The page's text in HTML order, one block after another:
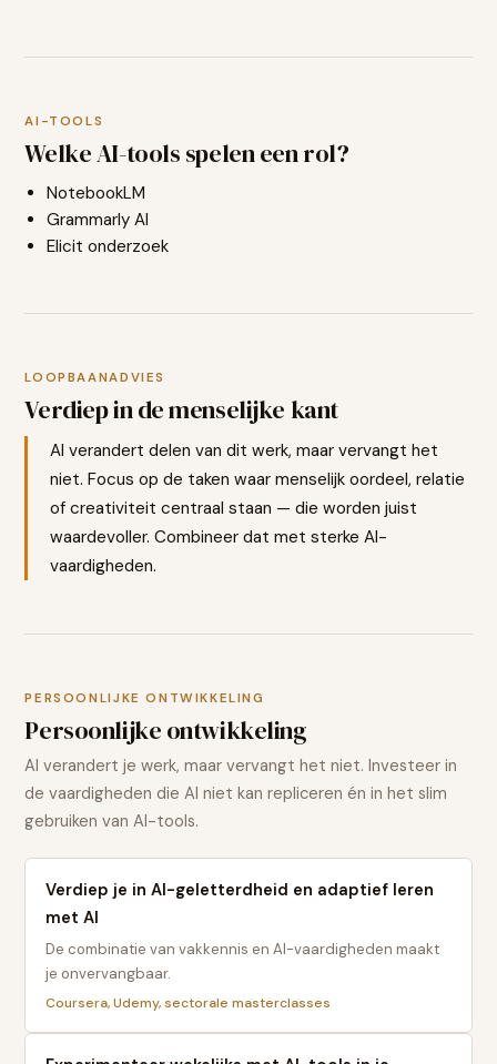
AI-TOOLS
Welke AI-tools spelen een rol?
NotebookLM
Grammarly AI
Elicit onderzoek
LOOPBAANADVIES
Verdiep in de menselijke kant
AI verandert delen van dit werk, maar vervangt het
niet. Focus op de taken waar menselijk oordeel, relatie
of creativiteit centraal staan — die worden juist
waardevoller. Combineer dat met sterke AI-
vaardigheden.
PERSOONLIJKE ONTWIKKELING
Persoonlijke ontwikkeling
AI verandert je werk, maar vervangt het niet. Investeer in
de vaardigheden die AI niet kan repliceren én in het slim
gebruiken van AI-tools.
Verdiep je in AI-geletterdheid en adaptief leren
met AI
De combinatie van vakkennis en AI-vaardigheden maakt
je onvervangbaar.
Coursera, Udemy, sectorale masterclasses